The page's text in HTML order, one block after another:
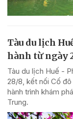
Tàu du lịch
hành từ ngày
Tàu du lịch Huế -
28/8, kết nối Cố
hành trình khám
Trung.